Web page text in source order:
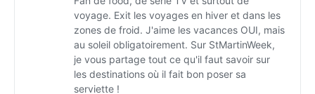
voyage. Exit les voyages en hiver et dans les
zones de froid. J'aime les vacances OUI, mais
au soleil obligatoirement. Sur StMartinWeek,
je vous partage tout ce qu'il faut savoir sur
les destinations où il fait bon poser sa
serviette !